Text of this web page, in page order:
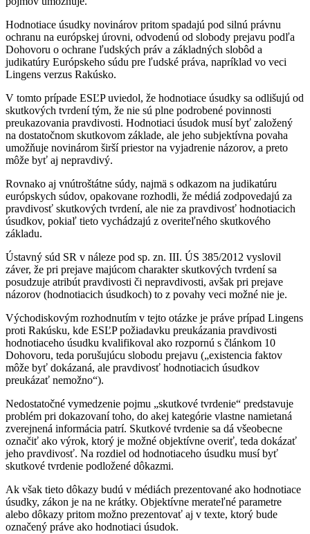
Hodnotiace úsudky novinárov pritom spadajú pod silnú právnu
ochranu na európskej úrovni, odvodenú od slobody prejavu podľa
Dohovoru o ochrane ľudských práv a základných slobôd a
judikatúry Európskeho súdu pre ľudské práva, napríklad vo veci
Lingens verzus Rakúsko.
V tomto prípade ESĽP uviedol, že hodnotiace úsudky sa odlišujú od
skutkových tvrdení tým, že nie sú plne podrobené povinnosti
preukazovania pravdivosti. Hodnotiaci úsudok musí byť založený
na dostatočnom skutkovom základe, ale jeho subjektívna povaha
umožňuje novinárom širší priestor na vyjadrenie názorov, a preto
môže byť aj nepravdivý.
Rovnako aj vnútroštátne súdy, najmä s odkazom na judikatúru
európskych súdov, opakovane rozhodli, že médiá zodpovedajú za
pravdivosť skutkových tvrdení, ale nie za pravdivosť hodnotiacich
úsudkov, pokiaľ tieto vychádzajú z overiteľného skutkového
základu.
Ústavný súd SR v náleze pod sp. zn. III. ÚS 385/2012 vyslovil
záver, že pri prejave majúcom charakter skutkových tvrdení sa
posudzuje atribút pravdivosti či nepravdivosti, avšak pri prejave
názorov (hodnotiacich úsudkoch) to z povahy veci možné nie je.
Východiskovým rozhodnutím v tejto otázke je práve prípad Lingens
proti Rakúsku, kde ESĽP požiadavku preukázania pravdivosti
hodnotiaceho úsudku kvalifikoval ako rozpornú s článkom 10
Dohovoru, teda porušujúcu slobodu prejavu („existencia faktov
môže byť dokázaná, ale pravdivosť hodnotiacich úsudkov
preukázať nemožno“).
Nedostatočné vymedzenie pojmu „skutkové tvrdenie“ predstavuje
problém pri dokazovaní toho, do akej kategórie vlastne namietaná
zverejnená informácia patrí. Skutkové tvrdenie sa dá všeobecne
označiť ako výrok, ktorý je možné objektívne overiť, teda dokázať
jeho pravdivosť. Na rozdiel od hodnotiaceho úsudku musí byť
skutkové tvrdenie podložené dôkazmi.
Ak však tieto dôkazy budú v médiách prezentované ako hodnotiace
úsudky, zákon je na ne krátky. Objektívne merateľné parametre
alebo dôkazy pritom možno prezentovať aj v texte, ktorý bude
označený práve ako hodnotiaci úsudok.